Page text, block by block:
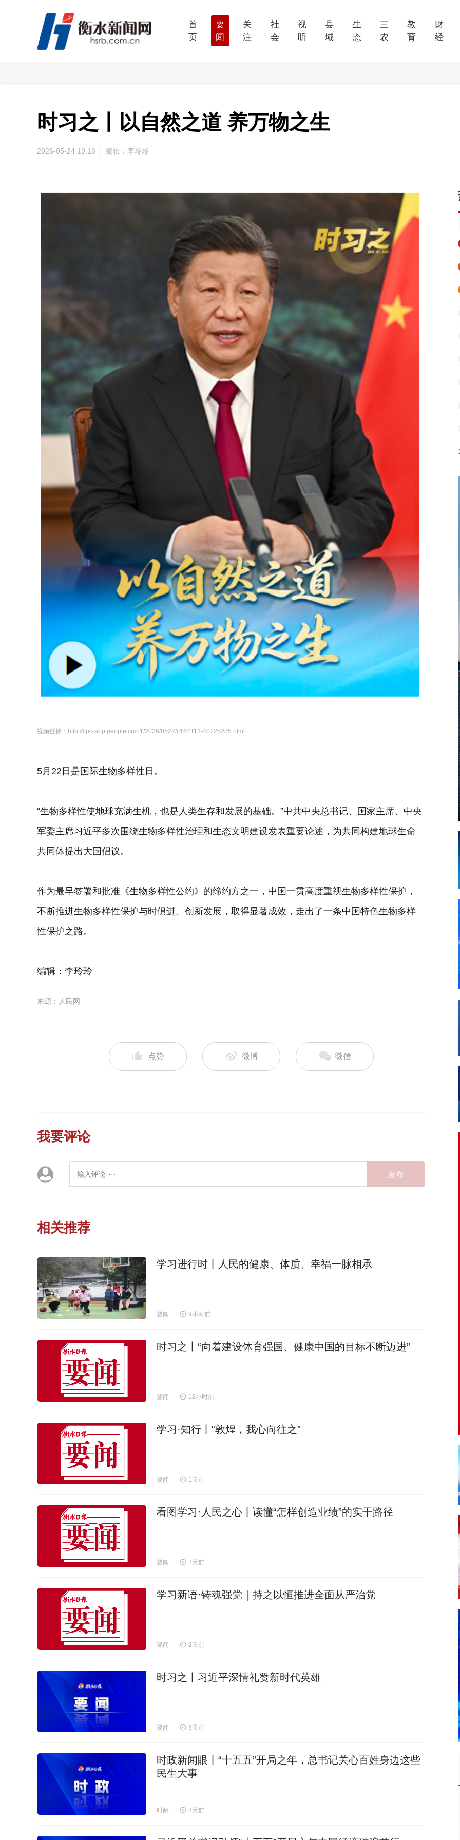
首
页
要
闻
关
注
社
会
视
听
县
域
生
态
三
农
教
育
财
经
时习之丨以自然之道 养万物之生
2026-05-24 19:16 编辑：李玲玲
视频链接：http://cpc-app.people.cn/n1/2026/0522/c164113-40725285.html
5月22日是国际生物多样性日。
“生物多样性使地球充满生机，也是人类生存和发展的基础。”中共中央总书记、国家主席、中央
军委主席习近平多次围绕生物多样性治理和生态文明建设发表重要论述，为共同构建地球生命
共同体提出大国倡议。
作为最早签署和批准《生物多样性公约》的缔约方之一，中国一贯高度重视生物多样性保护，
不断推进生物多样性保护与时俱进、创新发展，取得显著成效，走出了一条中国特色生物多样
性保护之路。
编辑：李玲玲
来源：人民网
点赞 微博 微信
我要评论
发布
相关推荐
学习进行时丨人民的健康、体质、幸福一脉相承
要闻 9小时前
时习之丨“向着建设体育强国、健康中国的目标不断迈进”
要闻 12小时前
学习·知行丨“敦煌，我心向往之”
要闻 1天前
看图学习·人民之心丨读懂“怎样创造业绩”的实干路径
要闻 2天前
学习新语·铸魂强党｜持之以恒推进全面从严治党
要闻 2天前
时习之丨习近平深情礼赞新时代英雄
要闻 3天前
时政新闻眼丨“十五五”开局之年，总书记关心百姓身边这些
民生大事
时政 3天前